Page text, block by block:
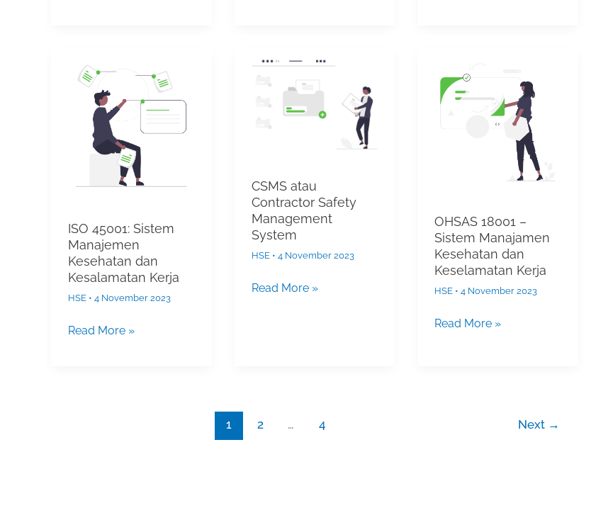
ISO 45001: Sistem
Manajemen
Kesehatan dan
Kesalamatan Kerja
HSE • 4 November 2023
45001:
Sistem
Manajemen
Kesehatan
Kesalamatan
Kerja
Read More »
CSMS atau
Contractor Safety
Management
System
HSE• 4 November 2023
CSMS
atau
Contractor
Safety
Management
Read More »
OHSAS 18001 –
Sistem Manajamen
Kesehatan dan
Keselamatan Kerja
HSE •4 November 2023
18001
Manajamen
Read More »
1 2 … 4 Next →